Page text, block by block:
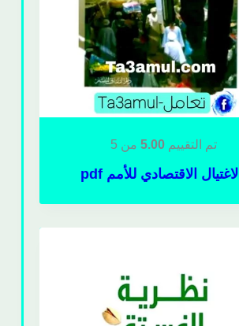
تم التقييم5.00 من 5
الاغتيال الاقتصادي للأمم pdf